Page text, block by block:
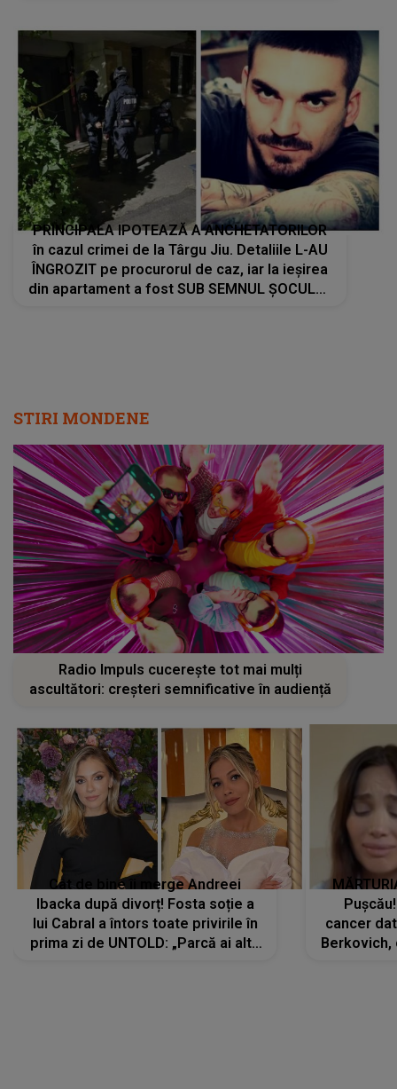
PRINCIPALA IPOTEAZĂ A ANCHETATORILOR
în cazul crimei de la Târgu Jiu. Detaliile L-AU
ÎNGROZIT pe procurorul de caz, iar la ieșirea
din apartament a fost SUB SEMNUL ȘOCULUI:
STIRI MONDENE
Radio Impuls cucerește tot mai mulți
ascultători: creșteri semnificative în audiență
Cât de bine îi merge Andreei
Ibacka după divorț! Fosta soție a
lui Cabral a întors toate privirile în
prima zi de UNTOLD: „Parcă ai altă
cancer
Berkovich,